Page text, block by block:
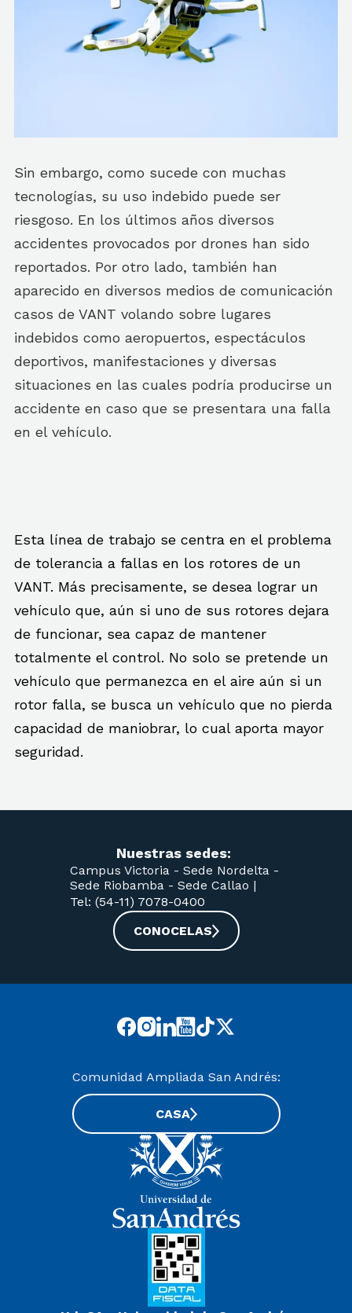
Sin embargo, como sucede con muchas
tecnologías, su uso indebido puede ser
riesgoso. En los últimos años diversos
accidentes provocados por drones han sido
reportados. Por otro lado, también han
aparecido en diversos medios de comunicación
casos de VANT volando sobre lugares
indebidos como aeropuertos, espectáculos
deportivos, manifestaciones y diversas
situaciones en las cuales podría producirse un
accidente en caso que se presentara una falla
en el vehículo.
Esta línea de trabajo se centra en el problema
de tolerancia a fallas en los rotores de un
VANT. Más precisamente, se desea lograr un
vehículo que, aún si uno de sus rotores dejara
de funcionar, sea capaz de mantener
totalmente el control. No solo se pretende un
vehículo que permanezca en el aire aún si un
rotor falla, se busca un vehículo que no pierda
capacidad de maniobrar, lo cual aporta mayor
seguridad.
Nuestras sedes:
Campus Victoria - Sede Nordelta -
Sede Riobamba - Sede Callao |
Tel: (54-11) 7078-0400
CONOCELAS
Comunidad Ampliada San Andrés:
CASA